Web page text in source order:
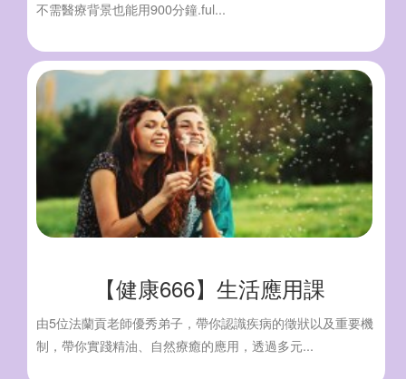
不需醫療背景也能用900分鐘.ful...
【健康666】生活應用課
由5位法蘭貢老師優秀弟子，帶你認識疾病的徵狀以及重要機
制，帶你實踐精油、自然療癒的應用，透過多元...